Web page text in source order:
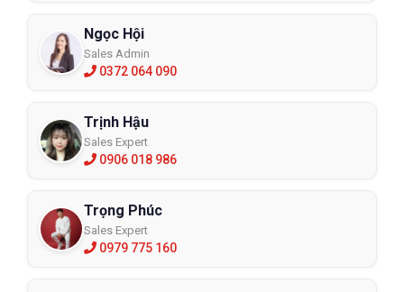
Ngọc Hội
Sales Admin
0372 064 090
Trịnh Hậu
Sales Expert
0906 018 986
Trọng Phúc
Sales Expert
0979 775 160